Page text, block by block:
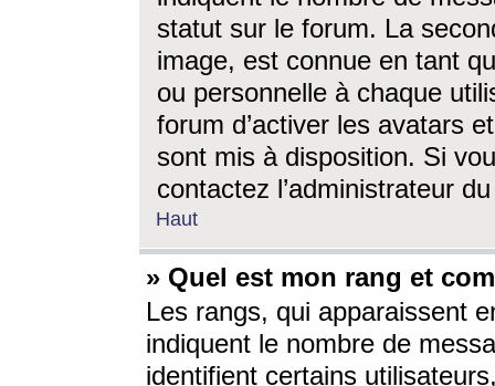
statut sur le forum. La
image, est connue en tant
ou personnelle à chaque
forum d’activer les avatars
sont mis à disposition. Si
contactez l’administrateur
Haut
» Quel est mon rang et
Les rangs, qui apparaissent
indiquent le nombre de
identifient certains